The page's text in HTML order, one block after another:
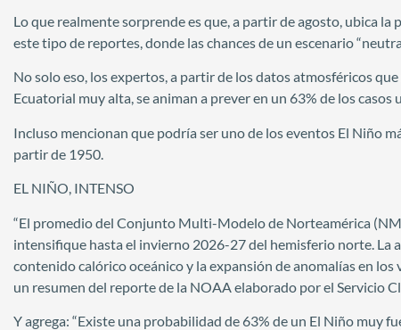
Lo que realmente sorprende es que, a partir de agosto, ubica
este tipo de reportes, donde las chances de un escenario
No solo eso, los expertos, a partir de los datos atmosféricos
Ecuatorial muy alta, se animan a prever en un 63% de los
Incluso mencionan que podría ser uno de los eventos El Niño
partir de 1950.
EL NIÑO, INTENSO
“El promedio del Conjunto Multi-Modelo de Norteamérica
intensifique hasta el invierno 2026-27 del hemisferio norte. La
contenido calórico oceánico y la expansión de anomalías en
un resumen del reporte de la NOAA elaborado por el Servicio
Y agrega: “Existe una probabilidad de 63% de un El Niño